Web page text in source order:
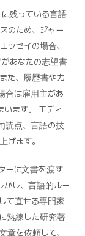
残っている言語
のため、ジャー
ッセイの場合、
あなたの志望書
た、履歴書やカ
合は雇用主があ
ます。 エディ
読点、言語の技
げます。
ーに文書を渡す
かし、言語的ルー
て直せる専門家
熟練した研究著
章を依頼して、